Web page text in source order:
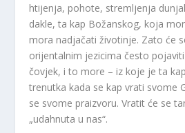
htijenja, pohote, stremljenja
dakle, ta kap Božanskog, koja
mora nadjačati životinje. Zato će
orijentalnim jezicima često
čovjek, i to more – iz koje je ta
trenutka kada se kap vrati svome
se svome praizvoru. Vratit će se
„udahnuta u nas“.